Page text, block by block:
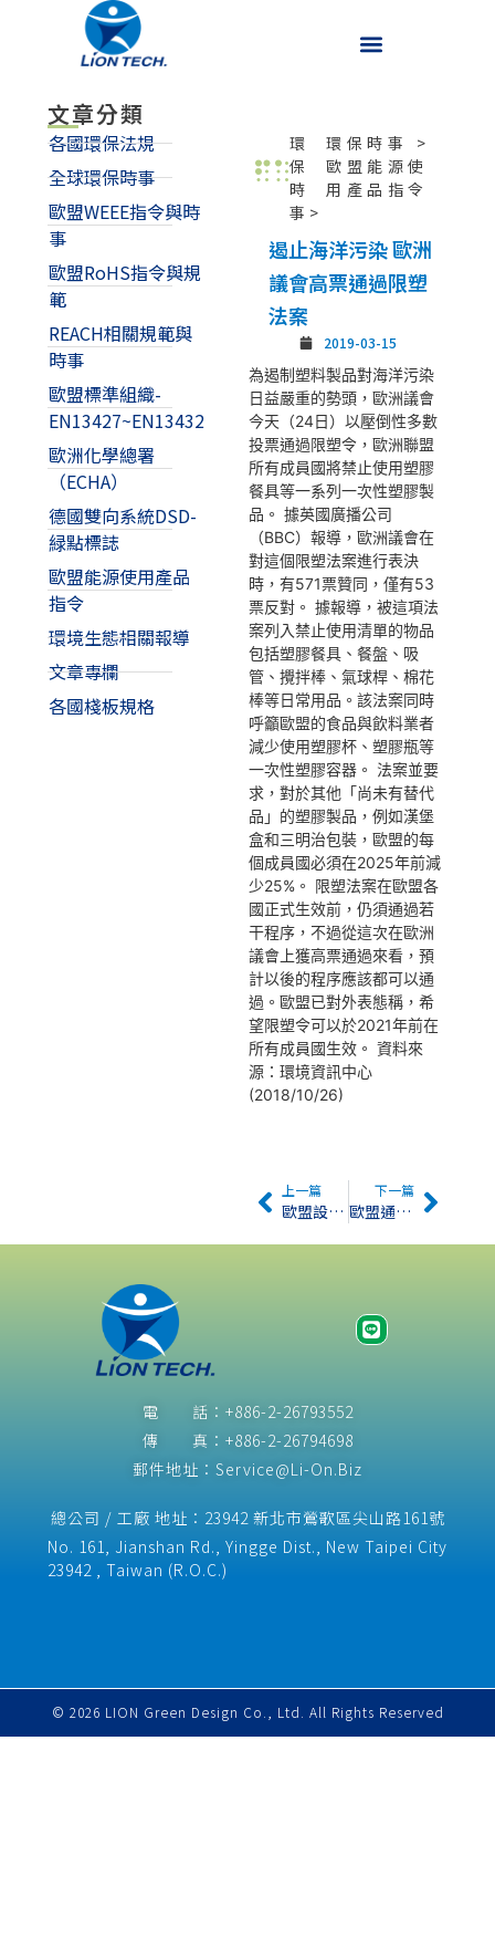
文章分類
各國環保法規
全球環保時事
歐盟WEEE指令與時
事
歐盟RoHS指令與規
範
REACH相關規範與
時事
歐盟標準組織-
EN13427~EN13432
歐洲化學總署
（ECHA）
德國雙向系統DSD-
緑點標誌
歐盟能源使用產品
指令
環境生態相關報導
文章專欄
各國棧板規格
環
保
時
事>
環保時事
>
歐盟能源使
用產品指令
遏止海洋污染 歐洲
議會高票通過限塑
法案
2019-03-15
為遏制塑料製品對海洋污染
日益嚴重的勢頭，歐洲議會
今天（24日）以壓倒性多數
投票通過限塑令，歐洲聯盟
所有成員國將禁止使用塑膠
餐具等一系列一次性塑膠製
品。 據英國廣播公司
（BBC）報導，歐洲議會在
對這個限塑法案進行表決
時，有571票贊同，僅有53
票反對。 據報導，被這項法
案列入禁止使用清單的物品
包括塑膠餐具、餐盤、吸
管、攪拌棒、氣球桿、棉花
棒等日常用品。該法案同時
呼籲歐盟的食品與飲料業者
減少使用塑膠杯、塑膠瓶等
一次性塑膠容器。 法案並要
求，對於其他「尚未有替代
品」的塑膠製品，例如漢堡
盒和三明治包裝，歐盟的每
個成員國必須在2025年前減
少25%。 限塑法案在歐盟各
國正式生效前，仍須通過若
干程序，不過從這次在歐洲
議會上獲高票通過來看，預
計以後的程序應該都可以通
過。歐盟已對外表態稱，希
望限塑令可以於2021年前在
所有成員國生效。 資料來
源：環境資訊中心
(2018/10/26)
上一篇
歐盟設置化妝品香精添加限制
下一篇
歐盟通過一次性塑膠製品禁令
電 話：+886-2-26793552
傳 真：+886-2-26794698
郵件地址：Service@Li-On.Biz
總公司 / 工廠 地址：23942 新北市鶯歌區尖山路161號
No. 161, Jianshan Rd., Yingge Dist., New Taipei City
23942 , Taiwan (R.O.C.)​
© 2026 LION Green Design Co., Ltd. All Rights Reserved